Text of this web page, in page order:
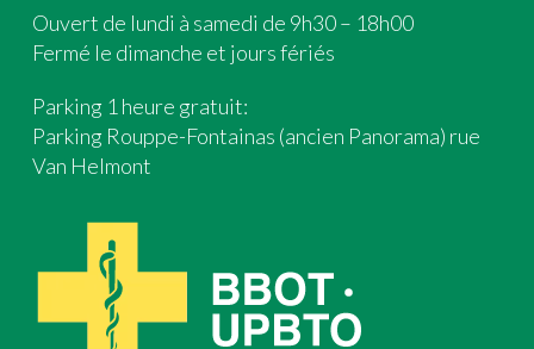
Ouvert de lundi à samedi de 9h30 – 18h00
Fermé le dimanche et jours fériés
Parking 1 heure gratuit:
Parking Rouppe-Fontainas (ancien Panorama) rue
Van Helmont